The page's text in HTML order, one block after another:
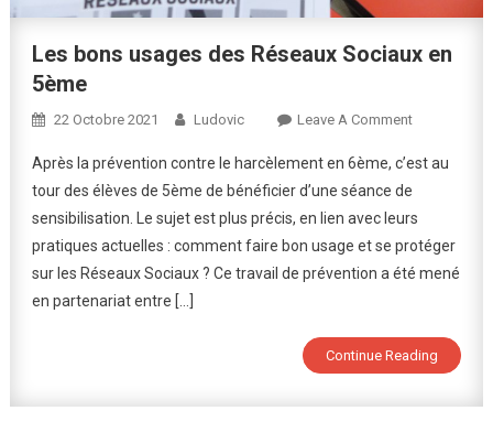
Les bons usages des Réseaux Sociaux en
5ème
22 Octobre 2021 Ludovic Leave A CommentOn
Bons
Usages
Des
Réseaux
Sociaux
Après la prévention contre le harcèlement en 6ème, c’est au
tour des élèves de 5ème de bénéficier d’une séance de
sensibilisation. Le sujet est plus précis, en lien avec leurs
pratiques actuelles : comment faire bon usage et se protéger
sur les Réseaux Sociaux ? Ce travail de prévention a été mené
en partenariat entre […]
Continue Reading